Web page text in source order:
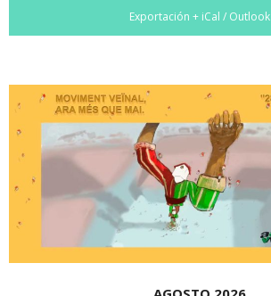
Exportación + iCal / Outlook